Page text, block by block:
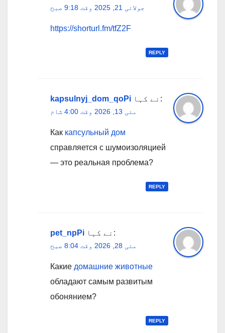
جولائی 21, 2025 وقت 9:18 صبح
https://shorturl.fm/tfZ2F
REPLY
kapsulnyj_dom_qoPi نے کہا:
مئی 13, 2026 وقت 4:00 شام
Как капсульный дом
справляется с шумоизоляцией
— это реальная проблема?
REPLY
pet_npPi نے کہا:
مئی 28, 2026 وقت 8:04 صبح
Какие домашние животные
обладают самым развитым
обонянием?
REPLY